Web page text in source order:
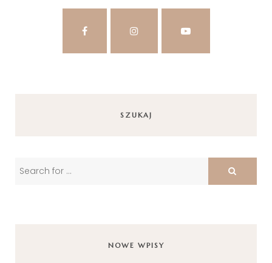
SZUKAJ
NOWE WPISY